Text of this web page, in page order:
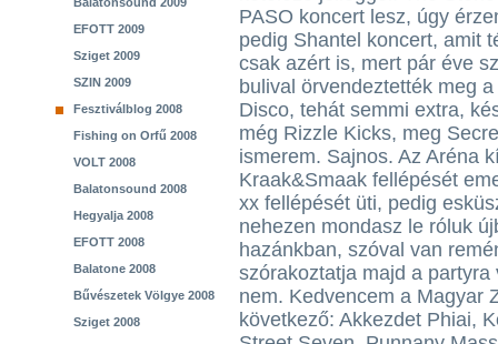
EFOTT 2009
Sziget 2009
SZIN 2009
Fesztiválblog 2008
Fishing on Orfű 2008
VOLT 2008
Balatonsound 2008
Hegyalja 2008
EFOTT 2008
Balatone 2008
Bűvészetek Völgye 2008
Sziget 2008
PASO koncert lesz, úgy
pedig Shantel koncert, amit
csak azért is, mert pár éve
bulival örvendeztették meg
Disco, tehát semmi extra,
még Rizzle Kicks, meg
ismerem. Sajnos. Az Aréna
Kraak&Smaak fellépését
xx fellépését üti, pedig
nehezen mondasz le róluk
hazánkban, szóval van
szórakoztatja majd a
nem. Kedvencem a Magyar
következő: Akkezdet Phiai,